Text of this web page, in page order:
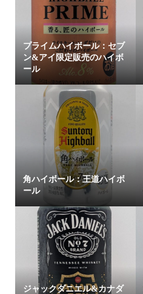
プライムハイボール：セブ
ン&アイ限定販売のハイボ
ール
角ハイボール：王道ハイボ
ール
ジャックダニエル&カナダ